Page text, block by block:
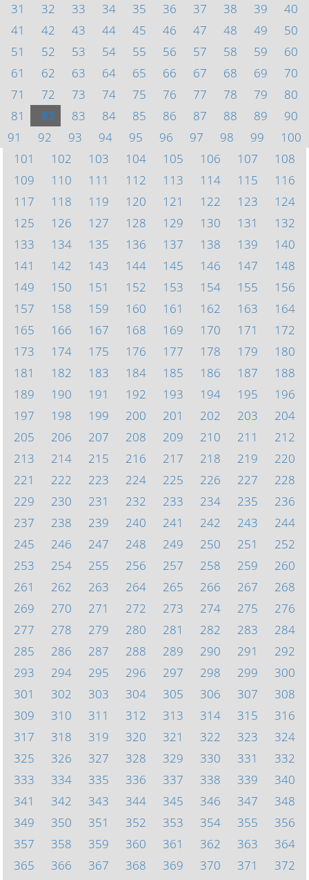
31
32 33 34 35 36 37 38 39
40
41
42 43 44 45 46 47 48 49
50
51
52 53 54 55 56 57 58 59
60
61
62 63 64 65 66 67 68 69
70
71
72 73 74 75 76 77 78 79
80
81
82 83 84 85 86 87 88 89
90
91
92 93 94 95 96 97 98 99
100
101
102 103 104 105 106 107
108
109
110 111 112 113 114 115
116
117
118 119 120 121 122 123
124
125
126 127 128 129 130 131
132
133
134 135 136 137 138 139
140
141
142 143 144 145 146 147
148
149
150 151 152 153 154 155
156
157
158 159 160 161 162 163
164
165
166 167 168 169 170 171
172
173
174 175 176 177 178 179
180
181
182 183 184 185 186 187
188
189
190 191 192 193 194 195
196
197
198 199 200 201 202 203
204
205
206 207 208 209 210 211
212
213
214 215 216 217 218 219
220
221
222 223 224 225 226 227
228
229
230 231 232 233 234 235
236
237
238 239 240 241 242 243
244
245
246 247 248 249 250 251
252
253
254 255 256 257 258 259
260
261
262 263 264 265 266 267
268
269
270 271 272 273 274 275
276
277
278 279 280 281 282 283
284
285
286 287 288 289 290 291
292
293
294 295 296 297 298 299
300
301
302 303 304 305 306 307
308
309
310 311 312 313 314 315
316
317
318 319 320 321 322 323
324
325
326 327 328 329 330 331
332
333
334 335 336 337 338 339
340
341
342 343 344 345 346 347
348
349
350 351 352 353 354 355
356
357
358 359 360 361 362 363
364
365
366 367 368 369 370 371
372